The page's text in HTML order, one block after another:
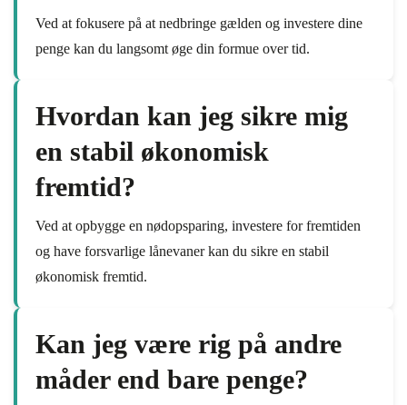
Ved at fokusere på at nedbringe gælden og investere dine
penge kan du langsomt øge din formue over tid.
Hvordan kan jeg sikre mig
en stabil økonomisk
fremtid?
Ved at opbygge en nødopsparing, investere for fremtiden
og have forsvarlige lånevaner kan du sikre en stabil
økonomisk fremtid.
Kan jeg være rig på andre
måder end bare penge?